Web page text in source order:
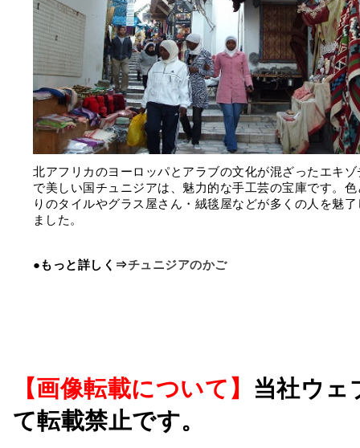
北アフリカのヨーロッパとアラブの文化が混ざったエキ
で美しい国チュニジアは、魅力的な手工芸の宝庫です。
りのタイルやグラス屋さん・絨毯屋などが多くの人を魅
ました。
●もっと詳しく⇒チュニジアのかご
【画像転載について】 当社ウェ
て転載禁止です。